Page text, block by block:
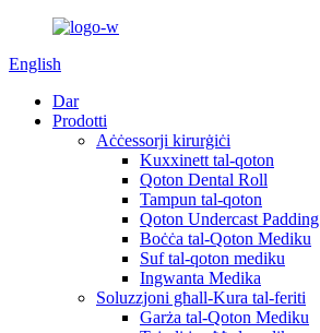
English
Dar
Prodotti
Aċċessorji kirurġiċi
Kuxxinett tal-qoton
Qoton Dental Roll
Tampun tal-qoton
Qoton Undercast Padding
Boċċa tal-Qoton Mediku
Suf tal-qoton mediku
Ingwanta Medika
Soluzzjoni għall-Kura tal-feriti
Garża tal-Qoton Mediku